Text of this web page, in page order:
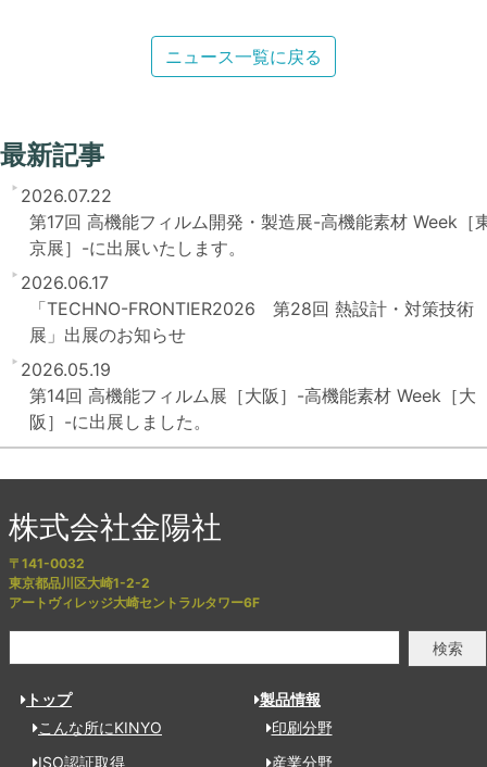
ニュース一覧に戻る
最新記事
2026.07.22
第17回 高機能フィルム開発・製造展-高機能素材 Week［
京展］-に出展いたします。
2026.06.17
「TECHNO-FRONTIER2026 第28回 熱設計・対策技術
展」出展のお知らせ
2026.05.19
第14回 高機能フィルム展［大阪］-高機能素材 Week［大
阪］-に出展しました。
株式会社金陽社
〒141-0032
東京都品川区大崎1-2-2
アートヴィレッジ大崎セントラルタワー6F
検索
トップ
こんな所にKINYO
ISO認証取得
製品情報
印刷分野
産業分野